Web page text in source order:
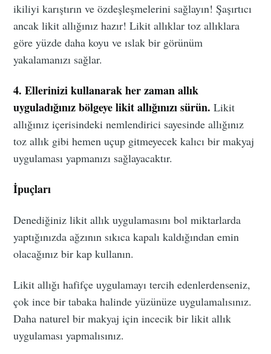
ikiliyi karıştırın ve özdeşleşmelerini sağlayın! Şaşırtıcı
ancak likit allığınız hazır! Likit allıklar toz allıklara
göre yüzde daha koyu ve ıslak bir görünüm
yakalamanızı sağlar.
4. Ellerinizi kullanarak her zaman allık
uyguladığınız bölgeye likit allığınızı sürün. Likit
allığınız içerisindeki nemlendirici sayesinde allığınız
toz allık gibi hemen uçup gitmeyecek kalıcı bir makyaj
uygulaması yapmanızı sağlayacaktır.
İpuçları
Denediğiniz likit allık uygulamasını bol miktarlarda
yaptığınızda ağzının sıkıca kapalı kaldığından emin
olacağınız bir kap kullanın.
Likit allığı hafifçe uygulamayı tercih edenlerdenseniz,
çok ince bir tabaka halinde yüzünüze uygulamalısınız.
Daha naturel bir makyaj için incecik bir likit allık
uygulaması yapmalısınız.